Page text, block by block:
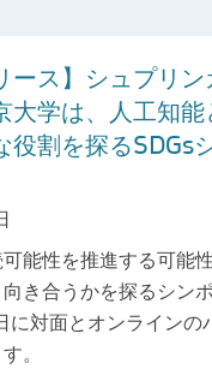
ース】シュプリ
大学は、人工知
役割を探るSDGs
能性を推進する可能
き合うかを探るシン
対面とオンラインの
。